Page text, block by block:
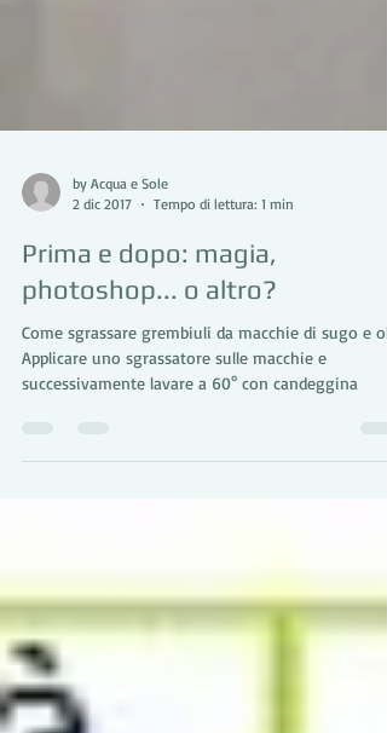
2 dic 2017
Tempo di lettura: 1 min
Prima e dopo: magia,
photoshop... o altro?
Come sgrassare grembiuli da macchie di sugo e
Applicare uno sgrassatore sulle macchie e